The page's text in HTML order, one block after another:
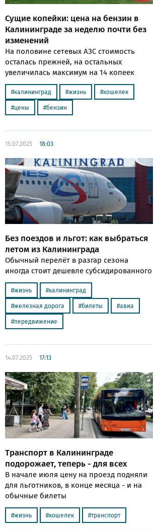
Сущие копейки: цена на бензин в
Калининграде за неделю почти без
изменений
На половине сетевых АЗС стоимость
осталась прежней, на остальных
увеличилась максимум на 14 копеек
калининград жизнь кошелек
цены бензин
15.07.2025 18:03
Без поездов и льгот: как выбраться
летом из Калининграда
Обычный перелёт в разгар сезона
иногда стоит дешевле субсидированного
жизнь калининград
железная дорога билеты авиа
передвижение
14.07.2025 17:13
Транспорт в Калининграде
подорожает, теперь - для всех
В начале июля цену на проезд подняли
для льготников, в конце месяца - и на
обычные билеты
жизнь кошелек транспорт